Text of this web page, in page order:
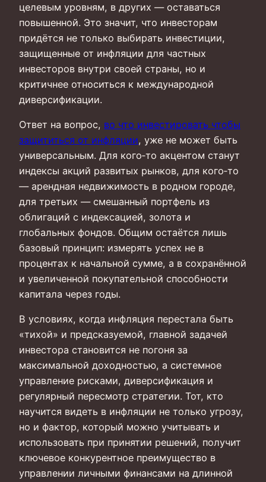
целевым уровням, в других — оставаться
повышенной. Это значит, что инвесторам
придётся не только выбирать инвестиции,
защищенные от инфляции для частных
инвесторов внутри своей страны, но и
критичнее относиться к международной
диверсификации.
Ответ на вопрос, во что инвестировать чтобы
защититься от инфляции, уже не может быть
универсальным. Для кого‑то акцентом станут
индексы акций развитых рынков, для кого‑то
— арендная недвижимость в родном городе,
для третьих — смешанный портфель из
облигаций с индексацией, золота и
глобальных фондов. Общим остаётся лишь
базовый принцип: измерять успех не в
процентах к начальной сумме, а в сохранённой
и увеличенной покупательной способности
капитала через годы.
В условиях, когда инфляция перестала быть
«тихой» и предсказуемой, главной задачей
инвестора становится не погоня за
максимальной доходностью, а системное
управление рисками, диверсификация и
регулярный пересмотр стратегии. Тот, кто
научится видеть в инфляции не только угрозу,
но и фактор, который можно учитывать и
использовать при принятии решений, получит
ключевое конкурентное преимущество в
управлении личными финансами на длинной